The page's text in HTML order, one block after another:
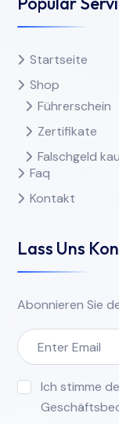
Startseite
Shop
Führerschein
Zertifikate
Falschgeld
Faq
Kontakt
Lass Uns
Abonnieren Sie
Ich stimme